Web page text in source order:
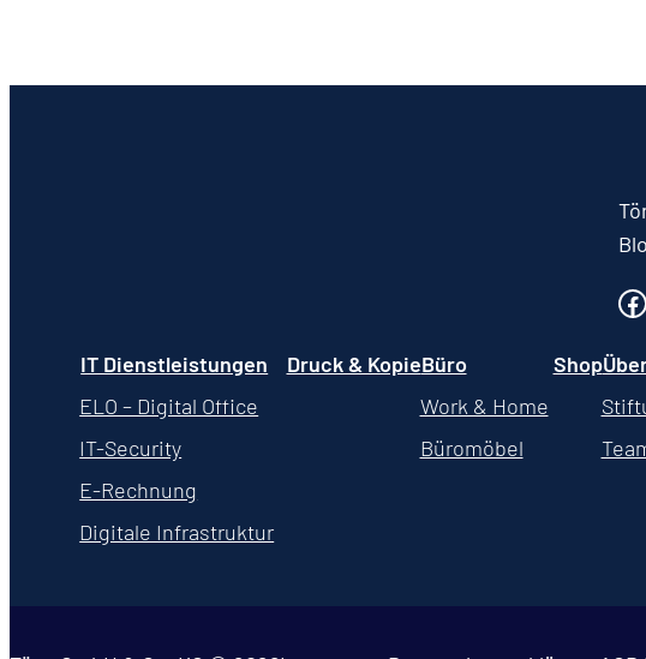
IT Dienstleistungen
ELO – Digital Office
IT-Security
E-Rechnung
Digitale Infrastruktur
Druck & KopieBüro
Work & Home
Büromöbel
Shop